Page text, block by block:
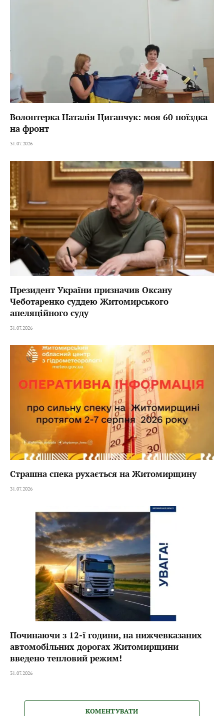
Волонтерка Наталія Циганчук: моя 60 поїздка
на фронт
31.07.2026
Президент України призначив Оксану
Чеботаренко суддею Житомирського
апеляційного суду
31.07.2026
Страшна спека рухається на Житомирщину
31.07.2026
Починаючи з 12-ї години, на нижчевказаних
автомобільних дорогах Житомирщини
введено тепловий режим!
31.07.2026
КОМЕНТУВАТИ